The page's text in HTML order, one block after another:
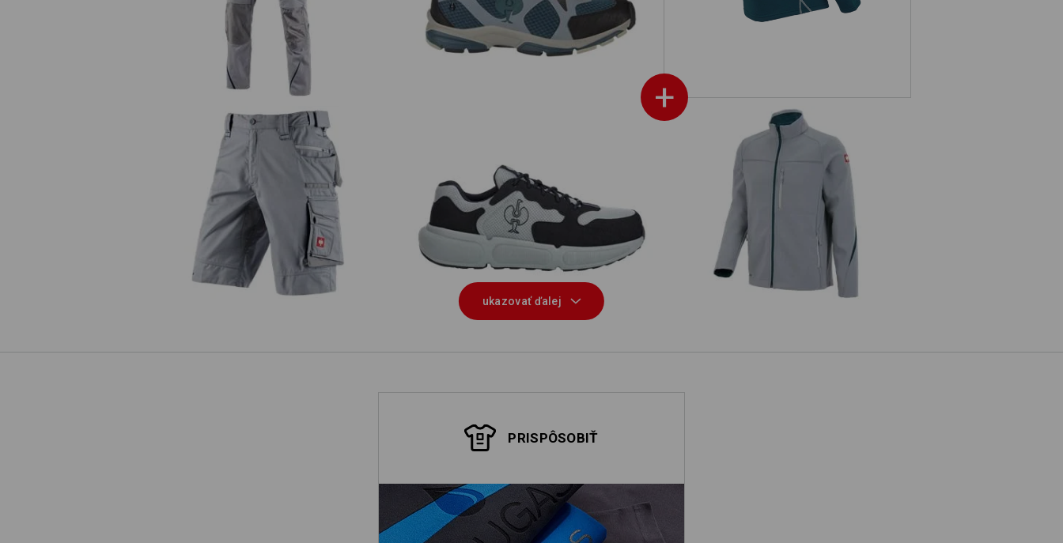
+
Šortky e.s.motion 2020
S1 Bezpečnostná obuv Strauss.1004
low
Softshellová bunda e.s.motion 2020
ukazovať ďalej
PRISPÔSOBIŤ